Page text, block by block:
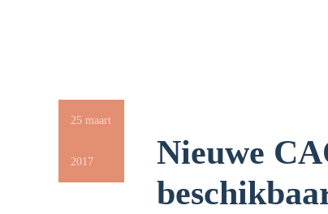
25 maart
2017
Nieuwe